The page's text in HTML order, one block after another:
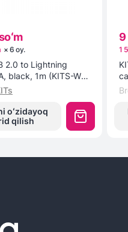
× 6 oy.
2.0 to Lightning
black, 1m (KITS-W-
oʻzidayoq
qilish
9
1